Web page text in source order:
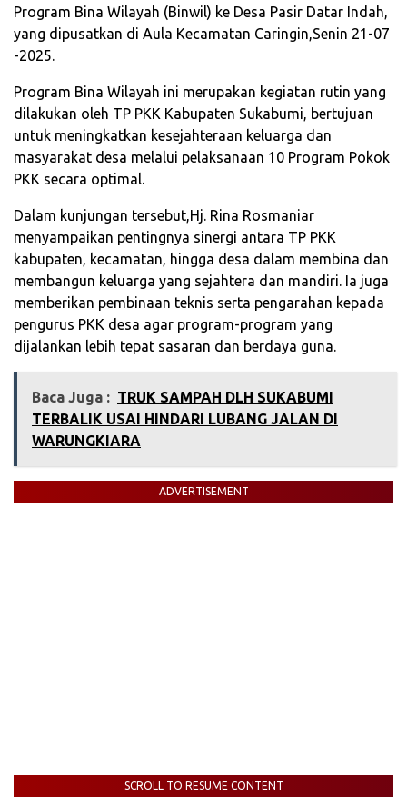
Program Bina Wilayah (Binwil) ke Desa Pasir Datar Indah,
yang dipusatkan di Aula Kecamatan Caringin,Senin 21-07
-2025.
Program Bina Wilayah ini merupakan kegiatan rutin yang
dilakukan oleh TP PKK Kabupaten Sukabumi, bertujuan
untuk meningkatkan kesejahteraan keluarga dan
masyarakat desa melalui pelaksanaan 10 Program Pokok
PKK secara optimal.
Dalam kunjungan tersebut,Hj. Rina Rosmaniar
menyampaikan pentingnya sinergi antara TP PKK
kabupaten, kecamatan, hingga desa dalam membina dan
membangun keluarga yang sejahtera dan mandiri. Ia juga
memberikan pembinaan teknis serta pengarahan kepada
pengurus PKK desa agar program-program yang
dijalankan lebih tepat sasaran dan berdaya guna.
Baca Juga : ‎TRUK SAMPAH DLH SUKABUMI
TERBALIK USAI HINDARI LUBANG JALAN DI
WARUNGKIARA‎
ADVERTISEMENT
SCROLL TO RESUME CONTENT